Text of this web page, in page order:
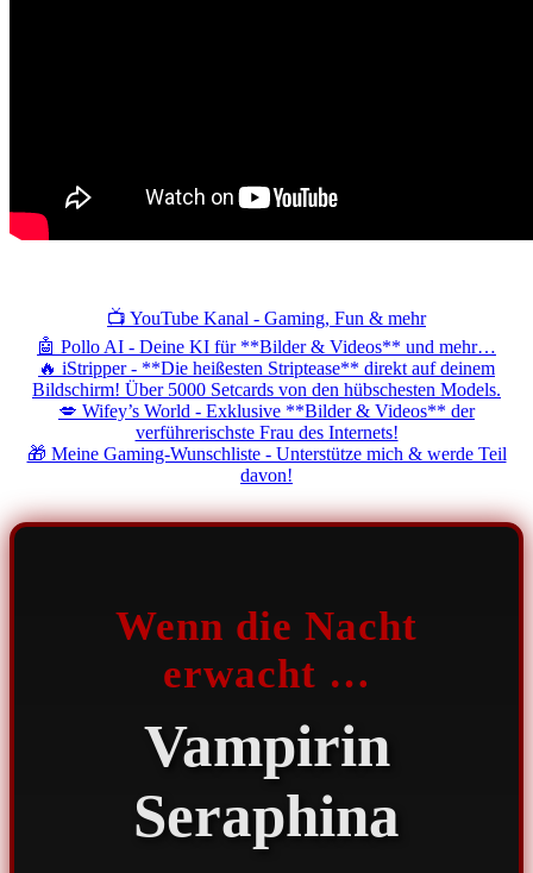
📺 YouTube Kanal - Gaming, Fun & mehr
🤖 Pollo AI - Deine KI für **Bilder & Videos** und mehr…
🔥 iStripper - **Die heißesten Striptease** direkt auf deinem
Bildschirm! Über 5000 Setcards von den hübschesten Models.
💋 Wifey’s World - Exklusive **Bilder & Videos** der
verführerischste Frau des Internets!
🎁 Meine Gaming-Wunschliste - Unterstütze mich & werde Teil
davon!
Wenn die Nacht
erwacht …
Vampirin
Seraphina